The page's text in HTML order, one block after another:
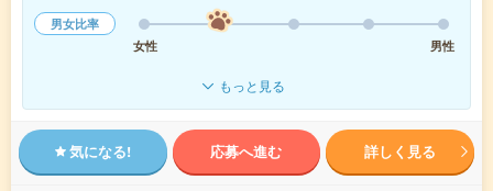
男女比率
女性
男性
もっと見る
気になる! 応募へ進む 詳しく見る